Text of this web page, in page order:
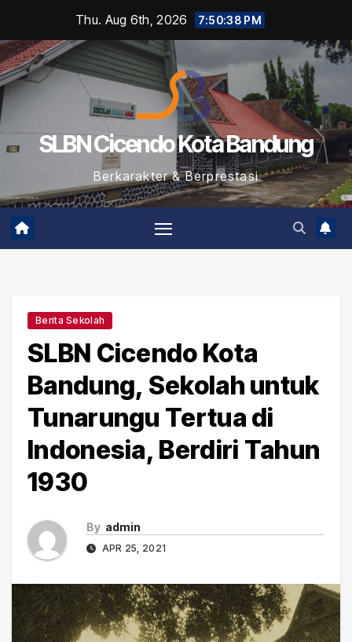
content
Thu. Aug 6th, 2026 7:50:39 PM
SLBN Cicendo Kota Bandung
Berkarakter & Berprestasi
Berita Sekolah
SLBN Cicendo Kota
Bandung, Sekolah untuk
Tunarungu Tertua di
Indonesia, Berdiri Tahun
1930
By admin
APR 25, 2021